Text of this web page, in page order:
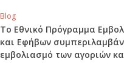
Blog
Το Εθνικό Πρόγραμμα
και Εφήβων
εμβολιασμό των αγοριών